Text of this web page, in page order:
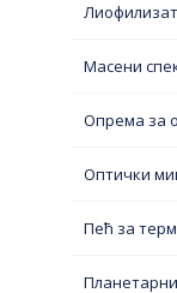
Масени
Опрема за
Оптички
Пећ за